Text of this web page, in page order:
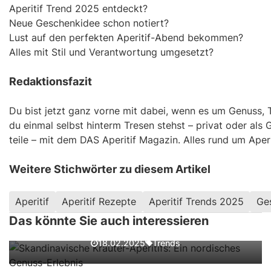
Aperitif Trend 2025 entdeckt?
Neue Geschenkidee schon notiert?
Lust auf den perfekten Aperitif-Abend bekommen?
Alles mit Stil und Verantwortung umgesetzt?
Redaktionsfazit
Du bist jetzt ganz vorne mit dabei, wenn es um
du einmal selbst hinterm Tresen stehst – privat oder
teile – mit dem DAS Aperitif Magazin. Alles rund um
Weitere Stichwörter zu diesem Artikel
Aperitif Aperitif Rezepte Aperitif Trends 2025
Das könnte Sie auch interessieren
Skandinavische Kräuter-Aperitifs: Ein
nordisches Genuss-Erlebnis
18.02.2025 Trends
Innovative Aperitif Getränke für das
Jahr 2022
10.04.2024 Trends
Vom Schalenrest zum Star: Upcycling
im Cocktailsglas – DAS Aperitif